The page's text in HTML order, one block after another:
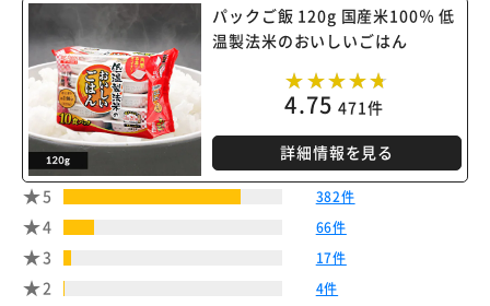
パックご飯 120g 国産米100％ 低
温製法米のおいしいごはん
4.75 471件
詳細情報を見る
5 382件
4 66件
3 17件
2 4件
※ご確認ください
カートに入れる 購入手続きへ